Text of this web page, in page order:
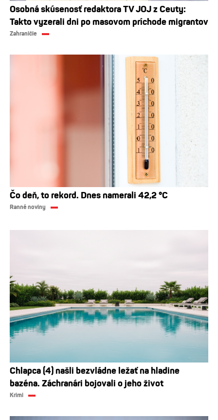
Osobná skúsenosť redaktora TV JOJ z Ceuty:
Takto vyzerali dni po masovom príchode migrantov
Zahraničie
Čo deň, to rekord. Dnes namerali 42,2 °C
Ranné noviny
Chlapca (4) našli bezvládne ležať na hladine
bazéna. Záchranári bojovali o jeho život
Krimi